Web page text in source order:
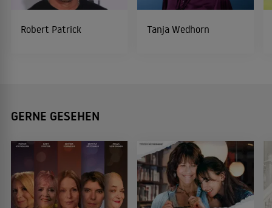
Robert Patrick Tanja Wedhorn
GERNE GESEHEN